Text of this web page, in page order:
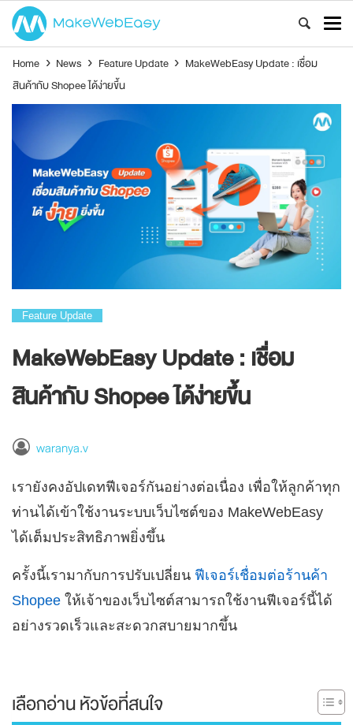
Home › News › Feature Update › MakeWebEasy Update : เชื่อม
สินค้ากับ Shopee ได้ง่ายขึ้น
Feature Update
MakeWebEasy Update : เชื่อม
สินค้ากับ Shopee ได้ง่ายขึ้น
waranya.v
เรายังคงอัปเดทฟีเจอร์กันอย่างต่อเนื่อง เพื่อให้ลูกค้าทุก
ท่านได้เข้าใช้งานระบบเว็บไซต์ของ MakeWebEasy
ได้เต็มประสิทธิภาพยิ่งขึ้น
ครั้งนี้เรามากับการปรับเปลี่ยน ฟีเจอร์เชื่อมต่อร้านค้า
Shopee ให้เจ้าของเว็บไซต์สามารถใช้งานฟีเจอร์นี้ได้
อย่างรวดเร็วและสะดวกสบายมากขึ้น
เลือกอ่าน หัวข้อที่สนใจ